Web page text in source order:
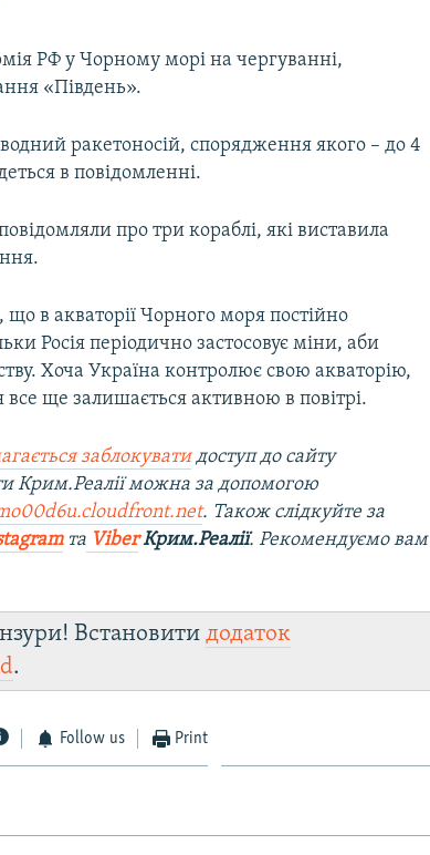
РФ у Чорному морі на чергуванні,
«Південь».
ракетоносій, спорядження якого – до 4
в повідомленні.
про три кораблі, які виставила
в акваторії Чорного моря постійно
Росія періодично застосовує міни, аби
Хоча Україна контролює свою акваторію,
все ще залишається активною в повітрі.
заблокуватидоступ до сайту
Крим.Реалії можна за допомогою
. Також слідкуйте за
та ViberКрим.Реалії. Рекомендуємо вам
Встановитидодаток
.
Follow us Print